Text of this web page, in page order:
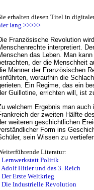
erhalten diesen Titel in
lang >>>>>
Französische Revolution
interpretiert.
das Leben. Man
der die Menschheit
Männer der Französischen
woraufhin die
Ein Regime, das ein
Guillotine, errichten will, ist
welchem Ergebnis man
der zweiten Hälfte
weiteren geschichtlichen
Form ins
sein Wissen zu
Literatur:
Lernwerkstatt Politik
Adolf Hitler und das 3. Reich
Der Erste Weltkrieg
Die Industrielle Revolution